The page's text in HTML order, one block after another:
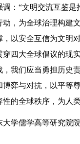
调：“文明交流互鉴
动，为全球治理构建
，以安全互信为文明
穿四大全球倡议的现
，我们应当勇担历史
博弈与对抗，以平等
性的全球秩序，为人
大学儒学高等研究院